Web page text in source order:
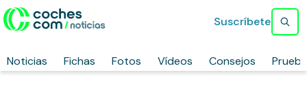
Noticias Fichas Fotos Vídeos Consejos
Suscríbete